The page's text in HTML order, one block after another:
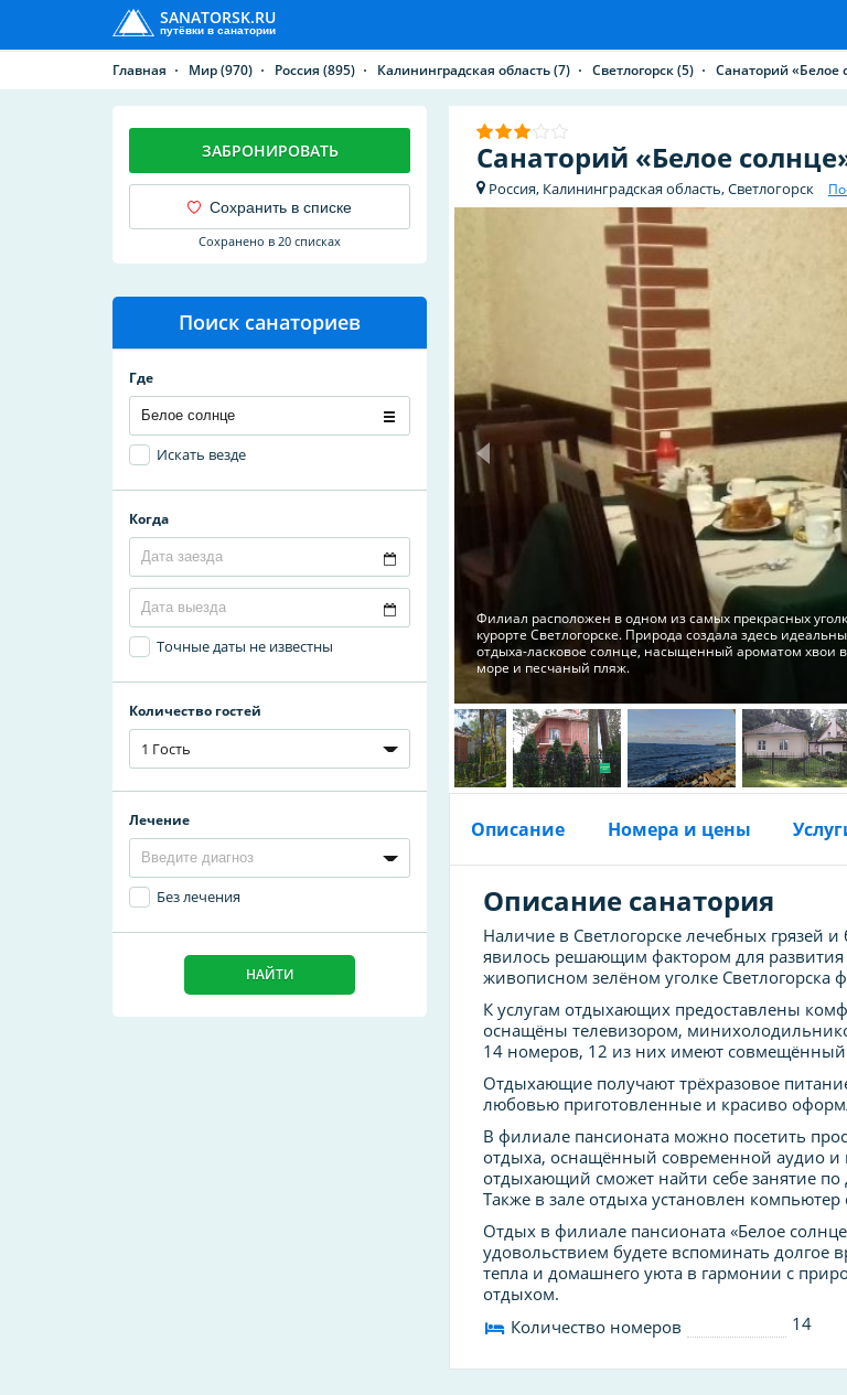
SANATORSK.RU
путёвки в санатории
Главная Мир(970) Россия (895) Калининградская область(7) Светлогорск(5) Санаторий «Белое
ЗАБРОНИРОВАТЬ
Сохранить в списке
Сохранено в 20 списках
Поиск санаториев
Где
Искать везде
Когда
Точные даты не известны
Количество гостей
1 Гость
Лечение
Без лечения
НАЙТИ
Санаторий «Белое
Россия, Калининградская область, Светлогорск
Филиал расположен в одном из самых прекрасных
курорте Светлогорске. Природа создала здесь
отдыха-ласковое солнце, насыщенный ароматом хвои
море и песчаный пляж.
Описание Номера и цены
Описание санатория
Наличие в Светлогорске лечебных грязей
явилось решающим фактором для развития
живописном зелёном уголке
К услугам отдыхающих предоставлены
оснащёны телевизором,
14 номеров, 12 из них имеют совмещённый
Отдыхающие получают трёхразовое
любовью приготовленные и красиво
В филиале пансионата можно посетить
отдыха, оснащённый современной аудио
отдыхающий сможет найти себе занятие
Также в зале отдыха установлен
Отдых в филиале пансионата «Белое
удовольствием будете вспоминать
тепла и домашнего уюта в гармонии с
отдыхом.
Количество номеров
14